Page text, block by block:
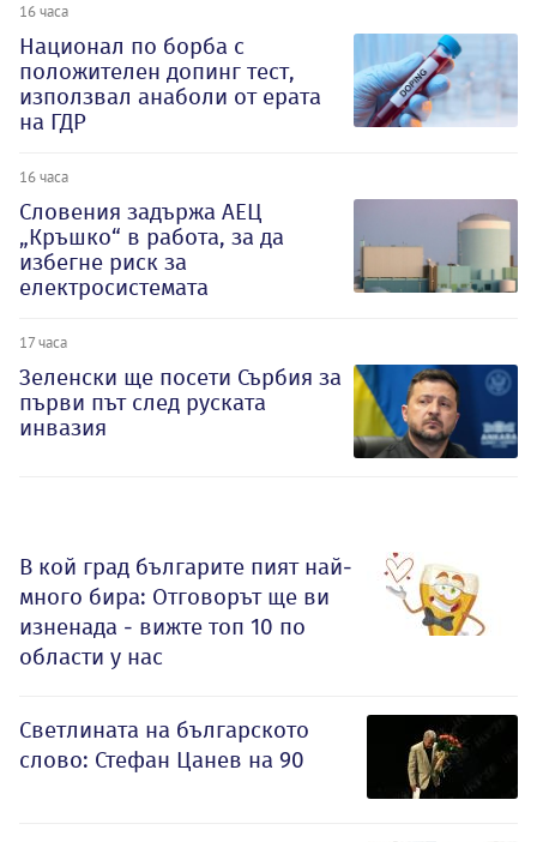
16 часа
Национал по борба с
положителен допинг тест,
използвал анаболи от ерата
на ГДР
16 часа
Словения задържа АЕЦ
„Кръшко“ в работа, за да
избегне риск за
електросистемата
17 часа
Зеленски ще посети Сърбия за
първи път след руската
инвазия
В кой град българите пият най-
много бира: Отговорът ще ви
изненада - вижте топ 10 по
области у нас
Светлината на българското
слово: Стефан Цанев на 90